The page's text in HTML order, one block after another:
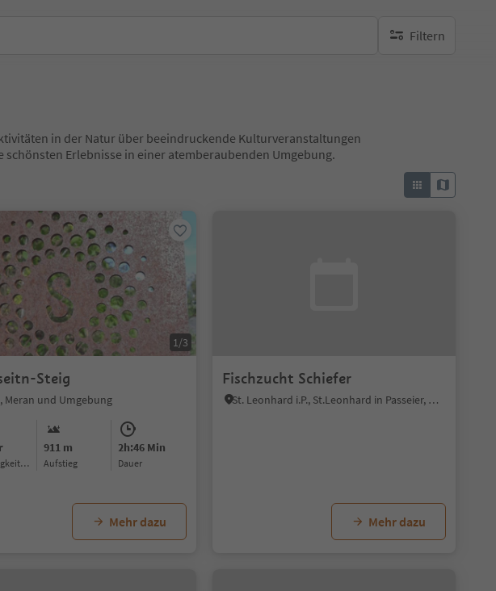
Filtern
keine aktiven Filte
in der Natur über beeindruckende Kulturveranstaltungen
Erlebnisse in einer atemberaubenden Umgebung.
1/3
Steig
Meran und Umgebung
911 m
Aufstieg
2h:46 Min
Dauer
Mehr dazu
Fischzucht Schiefer
St. Leonhard i.P., St.Leonhard in Passeier, Meran und Umgebung
Mehr dazu